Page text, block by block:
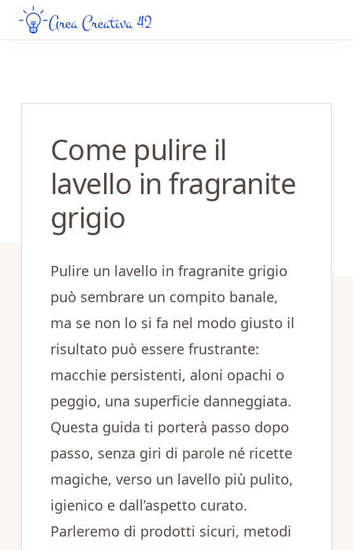
Skip
to
Skip
to
Come pulire il
lavello in fragranite
grigio​​
Pulire un lavello in fragranite grigio
può sembrare un compito banale,
ma se non lo si fa nel modo giusto il
risultato può essere frustrante:
macchie persistenti, aloni opachi o
peggio, una superficie danneggiata.
Questa guida ti porterà passo dopo
passo, senza giri di parole né ricette
magiche, verso un lavello più pulito,
igienico e dall’aspetto curato.
Parleremo di prodotti sicuri, metodi